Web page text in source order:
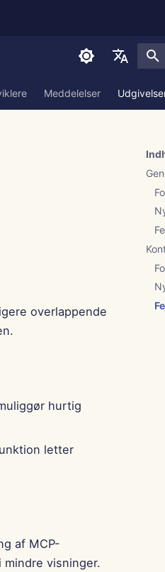
English
Português
Meddelelser
overlappende
hurtig
letter
af MCP-
visninger.